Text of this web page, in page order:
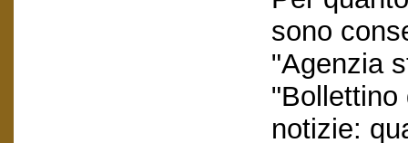
sono
"Agenzia
"Bollettino
notizie: